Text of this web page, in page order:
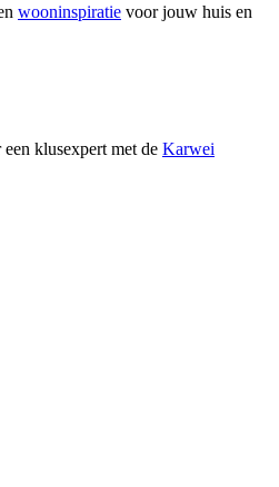
wooninspiratie voor jouw huis en
klusexpert met de Karwei